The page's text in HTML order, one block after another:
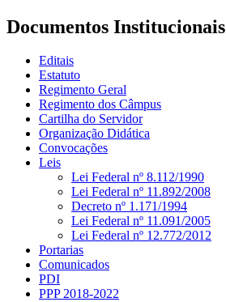
Documentos Institucionais
Editais
Estatuto
Regimento Geral
Regimento dos Câmpus
Cartilha do Servidor
Organização Didática
Convocações
Leis
Lei Federal nº 8.112/1990
Lei Federal nº 11.892/2008
Decreto nº 1.171/1994
Lei Federal nº 11.091/2005
Lei Federal nº 12.772/2012
Portarias
Comunicados
PDI
PPP 2018-2022